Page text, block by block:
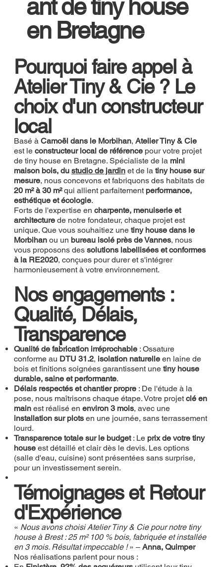
ant de tiny house
en Bretagne
Pourquoi faire appel à
Atelier Tiny & Cie ? Le
choix d'un constructeur
local
Basé à Camoël dans le Morbihan, Atelier Tiny & Cie
est le constructeur local de référencepour votre projet
de tiny house en Bretagne. Spécialiste de la mini
maison bois, du studio de jardinet de la tiny house sur
mesure, nous concevons et fabriquons des habitats de
20 m² à 30 m²qui allient parfaitement performance,
esthétique et écologie.
Forts de l'expertise en charpente, menuiserie et
architecturede notre fondateur, chaque projet est
unique. Que vous souhaitiez une tiny house dans le
Morbihanou un bureau isolé près de Vannes, nous
vous proposons des solutions labellisées et conformes
à la RE2020, conçues pour durer et s'intégrer
harmonieusement à votre environnement.
Nos engagements :
Qualité, Délais,
Transparence
Qualité de fabrication irréprochable: Ossature
conforme au DTU 31.2, isolation naturelleen laine de
bois et finitions soignées garantissent une tiny house
durable, saine et performante.
Délais respectés et chantier propre: De l'étude à la
pose, nous maîtrisons chaque étape. Votre projet clé en
mainest réalisé en environ 3 mois, avec une
installation sur plotsen une journée, sans terrassement
lourd.
Transparence totale sur le budget: Le prix de votre tiny
houseest détaillé et clair dès le devis. Les options
(salle d'eau, cuisine) sont présentées sans surprise,
pour un investissement serein.
Témoignages et Retour
d'Expérience
« Nous avons choisi Atelier Tiny & Cie pour notre tiny
house à Brest : 25 m² 100 % bois, fabriquée et installée
en 3 mois. Résultat impeccable !» – Anna, Quimper
Nos réalisations parlent pour nous :